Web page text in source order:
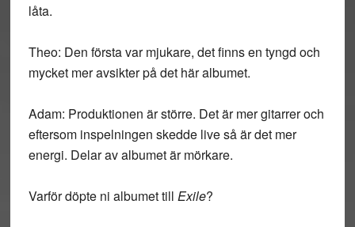
låta.
Theo: Den första var mjukare, det finns en tyngd och
mycket mer avsikter på det här albumet.
Adam: Produktionen är större. Det är mer gitarrer och
eftersom inspelningen skedde live så är det mer
energi. Delar av albumet är mörkare.
Varför döpte ni albumet till Exile?